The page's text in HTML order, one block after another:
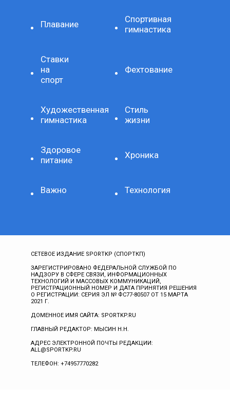
Плавание
Спортивная
гимнастика
Ставки
на
спорт
Фехтование
Художественная
гимнастика
Стиль
жизни
Здоровое
питание
Хроника
Важно Технология
СЕТЕВОЕ ИЗДАНИЕ SPORTKP (СПОРТКП)
ЗАРЕГИСТРИРОВАНО ФЕДЕРАЛЬНОЙ СЛУЖБОЙ ПО
НАДЗОРУ В СФЕРЕ СВЯЗИ, ИНФОРМАЦИОННЫХ
ТЕХНОЛОГИЙ И МАССОВЫХ КОММУНИКАЦИЙ,
РЕГИСТРАЦИОННЫЙ НОМЕР И ДАТА ПРИНЯТИЯ РЕШЕНИЯ
О РЕГИСТРАЦИИ: СЕРИЯ ЭЛ № ФС77-80507 ОТ 15 МАРТА
2021 Г.
ДОМЕННОЕ ИМЯ САЙТА: SPORTKP.RU
ГЛАВНЫЙ РЕДАКТОР: МЫСИН Н.Н.
АДРЕС ЭЛЕКТРОННОЙ ПОЧТЫ РЕДАКЦИИ:
ALL@SPORTKP.RU
ТЕЛЕФОН: +74957770282